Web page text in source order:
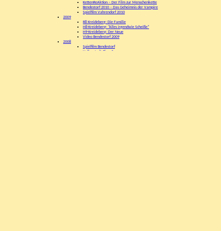
KettenReAktion – Der Film zur Menschenkette
Bendestorf 2010 – Das Geheimnis der Vampire
Spielfilm Vahrendorf 2010
2009
R8 Kreideberg: Die Familie
H8-Kreideberg: “Alles irgendwie Scheiße”
H9-Kreideberg: Der Neue
Video Bendestorf 2009
2008
Spielfilm Bendestorf
Hollenstedt-CleanScreen